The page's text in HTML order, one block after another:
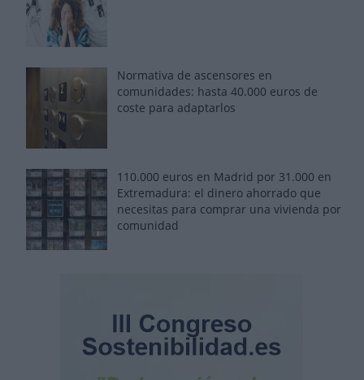
Normativa de ascensores en
comunidades: hasta 40.000 euros de
coste para adaptarlos
110.000 euros en Madrid por 31.000 en
Extremadura: el dinero ahorrado que
necesitas para comprar una vivienda por
comunidad